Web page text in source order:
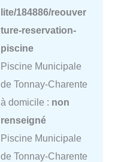
lite/184886/reouver
ture-reservation-
piscine
Piscine Municipale
de Tonnay-Charente
à domicile : non
renseigné
Piscine Municipale
de Tonnay-Charente